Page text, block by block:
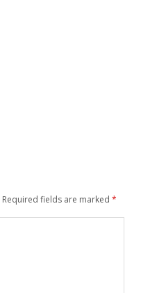
Required fields are marked *